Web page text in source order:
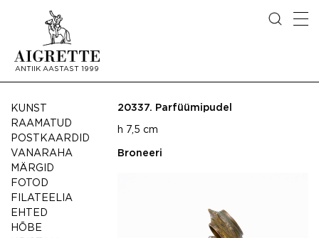
ANTIIK AASTAST 1999
KUNST
RAAMATUD
POSTKAARDID
VANARAHA
MÄRGID
FOTOD
FILATEELIA
EHTED
HÕBE
20337. Parfüümipudel
h 7,5 cm
Broneeri